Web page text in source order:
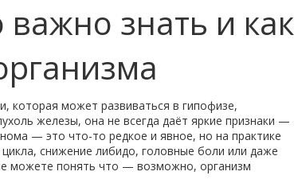
знать и как
которая может развиваться в гипофизе,
железы, она не всегда даёт яркие признаки —
— это что-то редкое и явное, но на практике
снижение либидо, головные боли или даже
можете понять что — возможно, организм